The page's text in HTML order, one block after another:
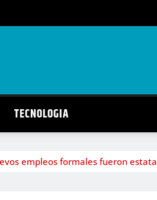
TECNOLOGIA
empleos formales fueron